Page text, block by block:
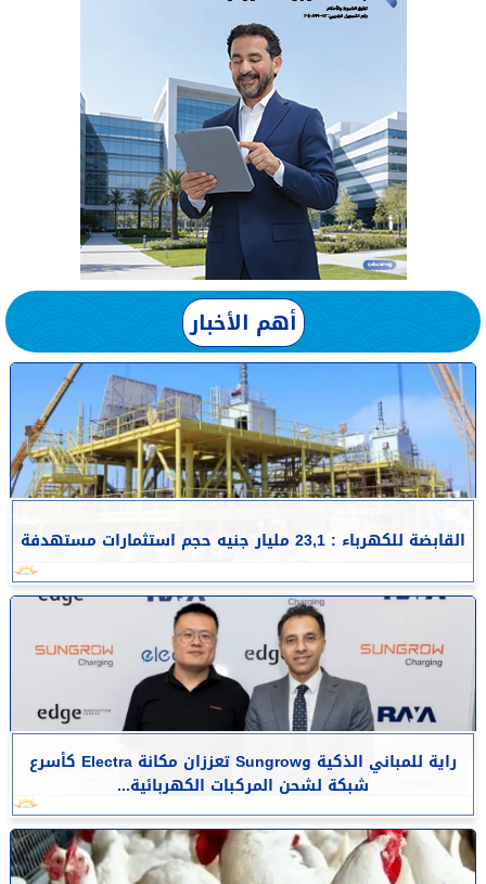
أهم الأخبار
القابضة للكهرباء : 23,1 مليار جنيه حجم استثمارات مستهدفة
راية للمباني الذكية وSungrow تعززان مكانة Electra كأسرع
شبكة لشحن المركبات الكهربائية...